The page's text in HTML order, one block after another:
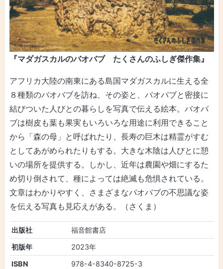
『マダガスカルのバオバブ たくさんのふしぎ傑作集』
アフリカ大陸の南東にある島国マダガスカルに生える全
８種類のバオバブを訪ね、その姿と、バオバブと密接に
結びついた人びとの暮らしを写真で伝える絵本。バオバ
ブは樹皮も葉も果実もいろいろな用途に利用できること
から「森の母」と呼ばれたり、長寿の巨木は精霊がすむ
としてあがめられたりもする。大きな木陰は人びとに憩
いの場所を提供する。しかし、近年は農園や畑にするた
め切り倒されて、種によっては絶滅も危惧されている。
文章はわかりやすく、さまざまなバオバブの不思議な姿
を伝える写真も見応えがある。（さくま）
出版社
福音館書店
初版年
2023年
ISBN
978-4-8340-8725-3